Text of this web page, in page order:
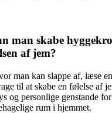
man skabe
af jem?
man kan slappe af, læse
til at skabe en følelse af
og personlige genstande
rum i hjemmet.